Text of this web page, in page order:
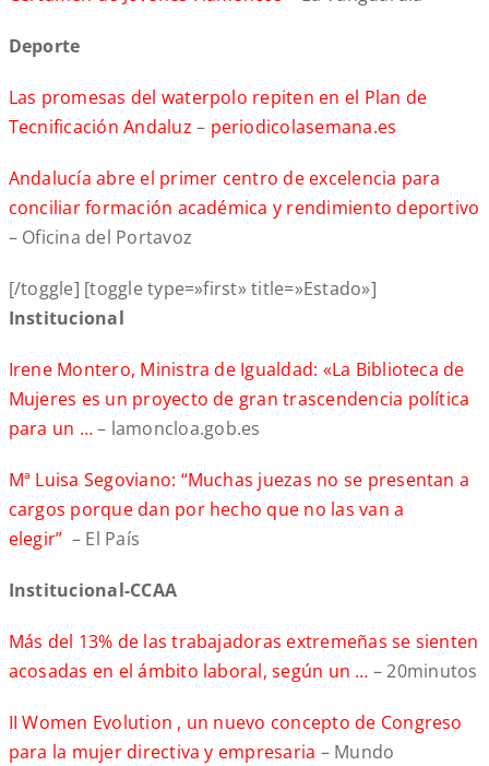
Deporte
Las promesas del waterpolo repiten en el Plan de
Tecnificación Andaluz– periodicolasemana.es
Andalucía abre el primer centro de excelencia para
conciliar formación académica y rendimiento deportivo
– Oficina del Portavoz
[/toggle] [toggle type=»first» title=»Estado»]
Institucional
Irene Montero, Ministra de Igualdad: «La Biblioteca de
Mujeres es un proyecto de gran trascendencia política
para un …– lamoncloa.gob.es
Mª Luisa Segoviano: “Muchas juezas no se presentan a
cargos porque dan por hecho que no las van a
elegir” – El País
Institucional-CCAA
Más del 13% de las trabajadoras extremeñas se sienten
acosadas en el ámbito laboral, según un … – 20minutos
II Women Evolution , un nuevo concepto de Congreso
para la mujer directiva y empresaria – Mundo